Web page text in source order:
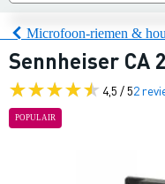
Microfoon-riemen &
Sennheiser CA
4,5 / 52
POPULAIR